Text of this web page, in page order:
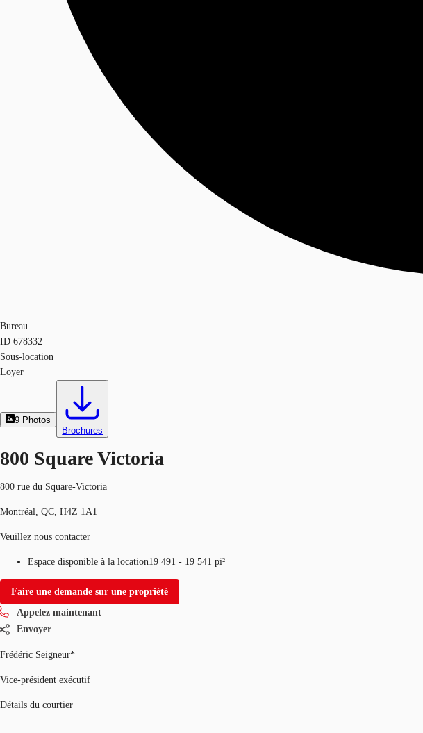
Bureau
ID 678332
Sous-location
Loyer
9 Photos
Brochures
800 Square Victoria
800 rue du Square-Victoria
Montréal, QC, H4Z 1A1
Veuillez nous contacter
Espace disponible à la location19 491 - 19 541 pi²
Faire une demande sur une propriété
Appelez maintenant
Envoyer
Frédéric Seigneur*
Vice-président exécutif
Détails du courtier